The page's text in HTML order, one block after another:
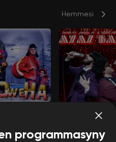
Hemmesi
Aýaz baba
programmasyny